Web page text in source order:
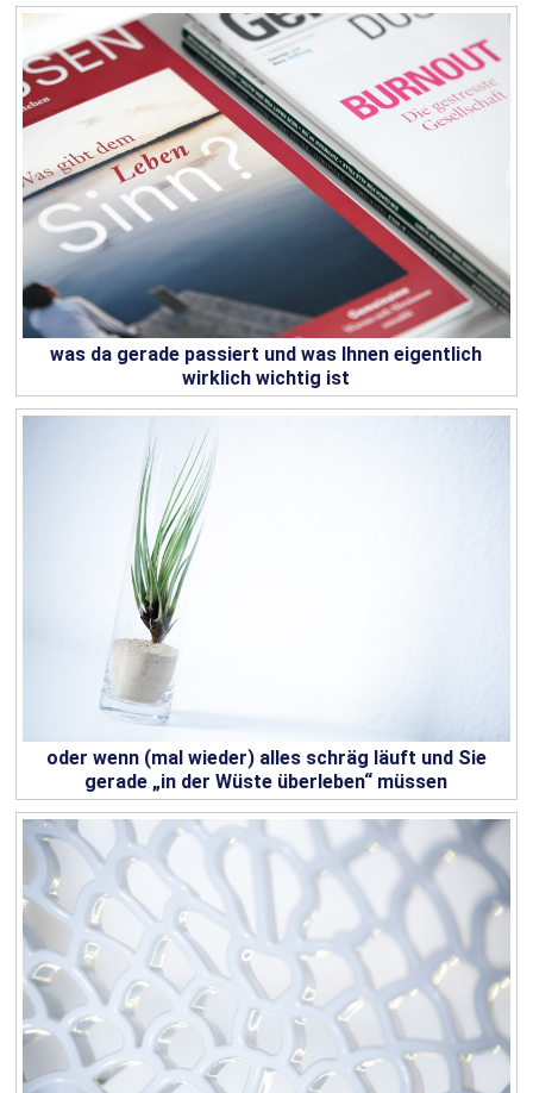
was da gerade passiert und was Ihnen eigentlich
wirklich wichtig ist
oder wenn (mal wieder) alles schräg läuft und Sie
gerade „in der Wüste überleben“ müssen